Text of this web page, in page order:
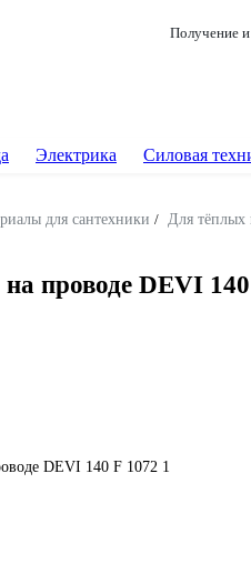
Получение и
Электрика Силовая
для сантехники / Для тёплых
проводе DEVI